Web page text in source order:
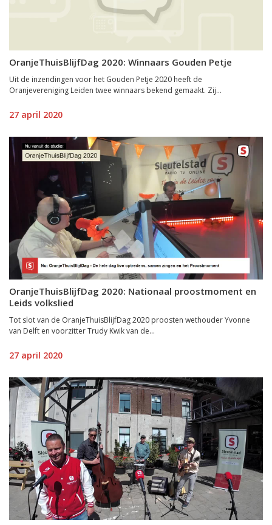
OranjeThuisBlijfDag 2020: Winnaars Gouden Petje
Uit de inzendingen voor het Gouden Petje 2020 heeft de
Oranjevereniging Leiden twee winnaars bekend gemaakt. Zij...
27 april 2020
OranjeThuisBlijfDag 2020: Nationaal proostmoment en
Leids volkslied
Tot slot van de OranjeThuisBlijfDag 2020 proosten wethouder Yvonne
van Delft en voorzitter Trudy Kwik van de...
27 april 2020